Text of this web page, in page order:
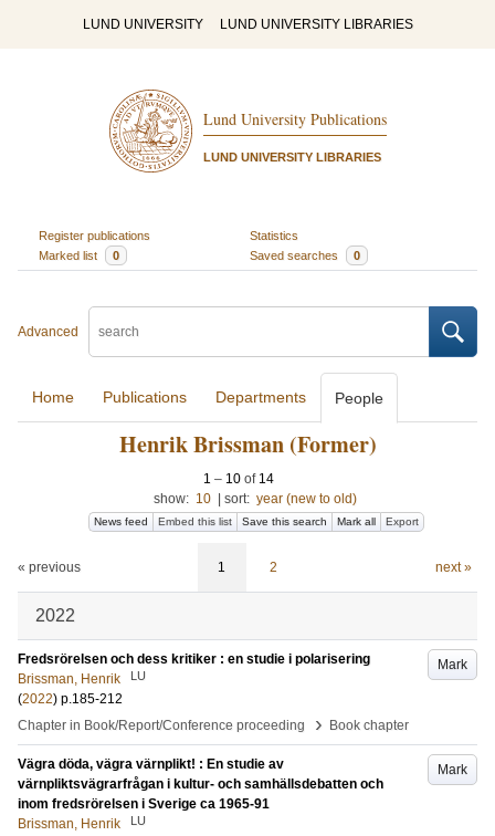
LUND UNIVERSITY LUND UNIVERSITY LIBRARIES
Lund University Publications
LUND UNIVERSITY LIBRARIES
Register publications
Statistics
Marked list
0 Saved searches 0
Advanced
Home Publications Departments People
Henrik Brissman (Former)
1 – 10 of 14
show: 10 sort: year (new to old)
News feed Embed this list Save this search Mark all Export
« previous 1 2 next »
2022
Mark
Fredsrörelsen och dess kritiker : en studie i polarisering
Brissman, Henrik
LU
(2022) p.185-212
Chapter in Book/Report/Conference proceeding
› Book chapter
Mark
Vägra döda, vägra värnplikt! : En studie av
värnpliktsvägrarfrågan i kultur- och samhällsdebatten och
inom fredsrörelsen i Sverige ca 1965-91
Brissman, Henrik
LU